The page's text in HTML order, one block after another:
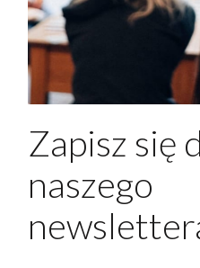
Zapisz się
naszego